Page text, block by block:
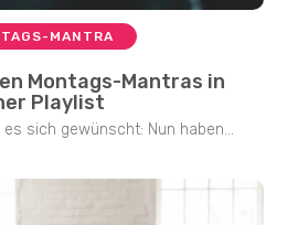
MANTRA
Montags-Mantras in
Playlist
sich gewünscht: Nun haben...